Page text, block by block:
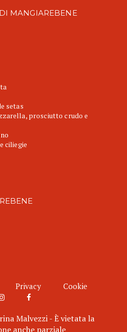
MANGIAREBENE
setas
prosciutto crudo e
ciliegie
Privacy Cookie
Malvezzi - È vietata la
anche parziale